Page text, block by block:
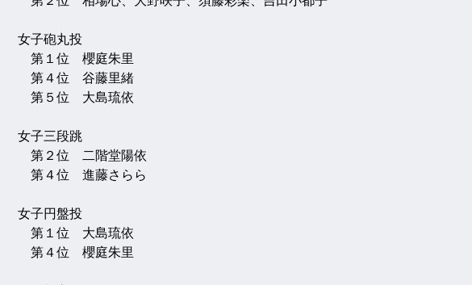
女子砲丸投
第１位　櫻庭朱里
第４位　谷藤里緒
第５位　大島琉依
女子三段跳
第２位　二階堂陽依
第４位　進藤さらら
女子円盤投
第１位　大島琉依
第４位　櫻庭朱里